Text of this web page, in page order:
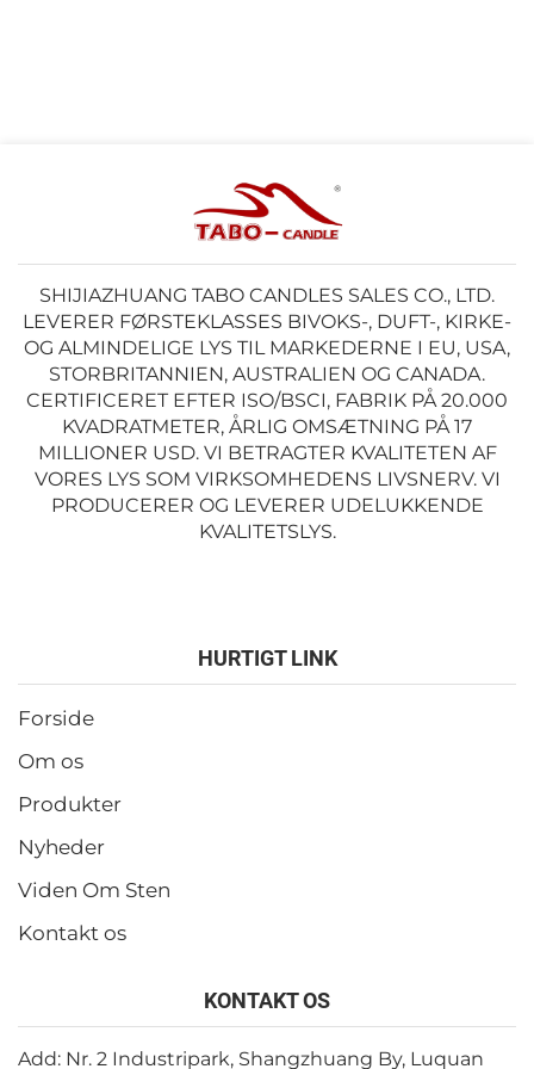
SHIJIAZHUANG TABO CANDLES SALES CO., LTD.
LEVERER FØRSTEKLASSES BIVOKS-, DUFT-, KIRKE-
OG ALMINDELIGE LYS TIL MARKEDERNE I EU, USA,
STORBRITANNIEN, AUSTRALIEN OG CANADA.
CERTIFICERET EFTER ISO/BSCI, FABRIK PÅ 20.000
KVADRATMETER, ÅRLIG OMSÆTNING PÅ 17
MILLIONER USD. VI BETRAGTER KVALITETEN AF
VORES LYS SOM VIRKSOMHEDENS LIVSNERV. VI
PRODUCERER OG LEVERER UDELUKKENDE
KVALITETSLYS.
HURTIGT LINK
Forside
Om os
Produkter
Nyheder
Viden Om Sten
Kontakt os
KONTAKT OS
Add: Nr. 2 Industripark, Shangzhuang By, Luquan